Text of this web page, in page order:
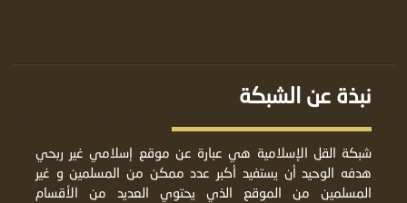
نبذة عن الشبكة
شبكة القل الإسلامية هي عبارة عن موقع إسلامي غير ربحي
هدفه الوحيد أن يستفيد أكبر عدد ممكن من المسلمين و غير
المسلمين من الموقع الذي يحتوي العديد من الأقسام